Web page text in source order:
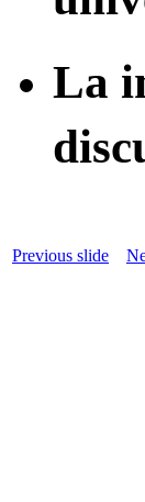
La
Previous slide